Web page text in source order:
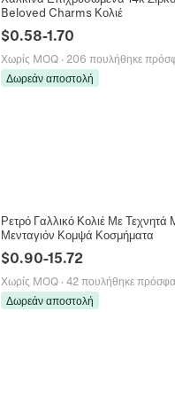
Beloved Charms Κολιέ
$0.58-1.70
Χωρίς MOQ · 206 πουλήθηκε
Δωρεάν αποστολή
Ρετρό Γαλλικό Κολιέ Με Τεχνητά
Μενταγιόν Κομψά Κοσμήματα
$0.90-15.72
Χωρίς MOQ · 42 πουλήθηκε
Δωρεάν αποστολή